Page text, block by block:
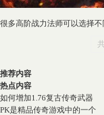
很多高阶战力法师可以选择
共
推荐内容
热点内容
如何增加1.76复古传奇武器
PK是精品传奇游戏中的一个